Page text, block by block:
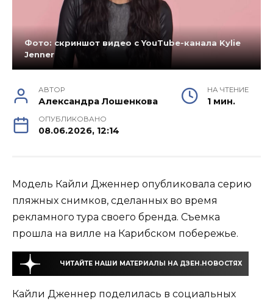
Фото: скриншот видео с YouTube-канала Kylie
Jenner
АВТОР
Александра Лошенкова
НА ЧТЕНИЕ
1 мин.
ОПУБЛИКОВАНО
08.06.2026, 12:14
Модель Кайли Дженнер опубликовала серию
пляжных снимков, сделанных во время
рекламного тура своего бренда. Съемка
прошла на вилле на Карибском побережье.
ЧИТАЙТЕ НАШИ МАТЕРИАЛЫ НА ДЗЕН.НОВОСТЯХ
Кайли Дженнер поделилась в социальных